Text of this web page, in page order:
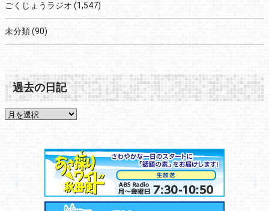
ごくじょうラジオ (1,547)
未分類(90)
過去の日記